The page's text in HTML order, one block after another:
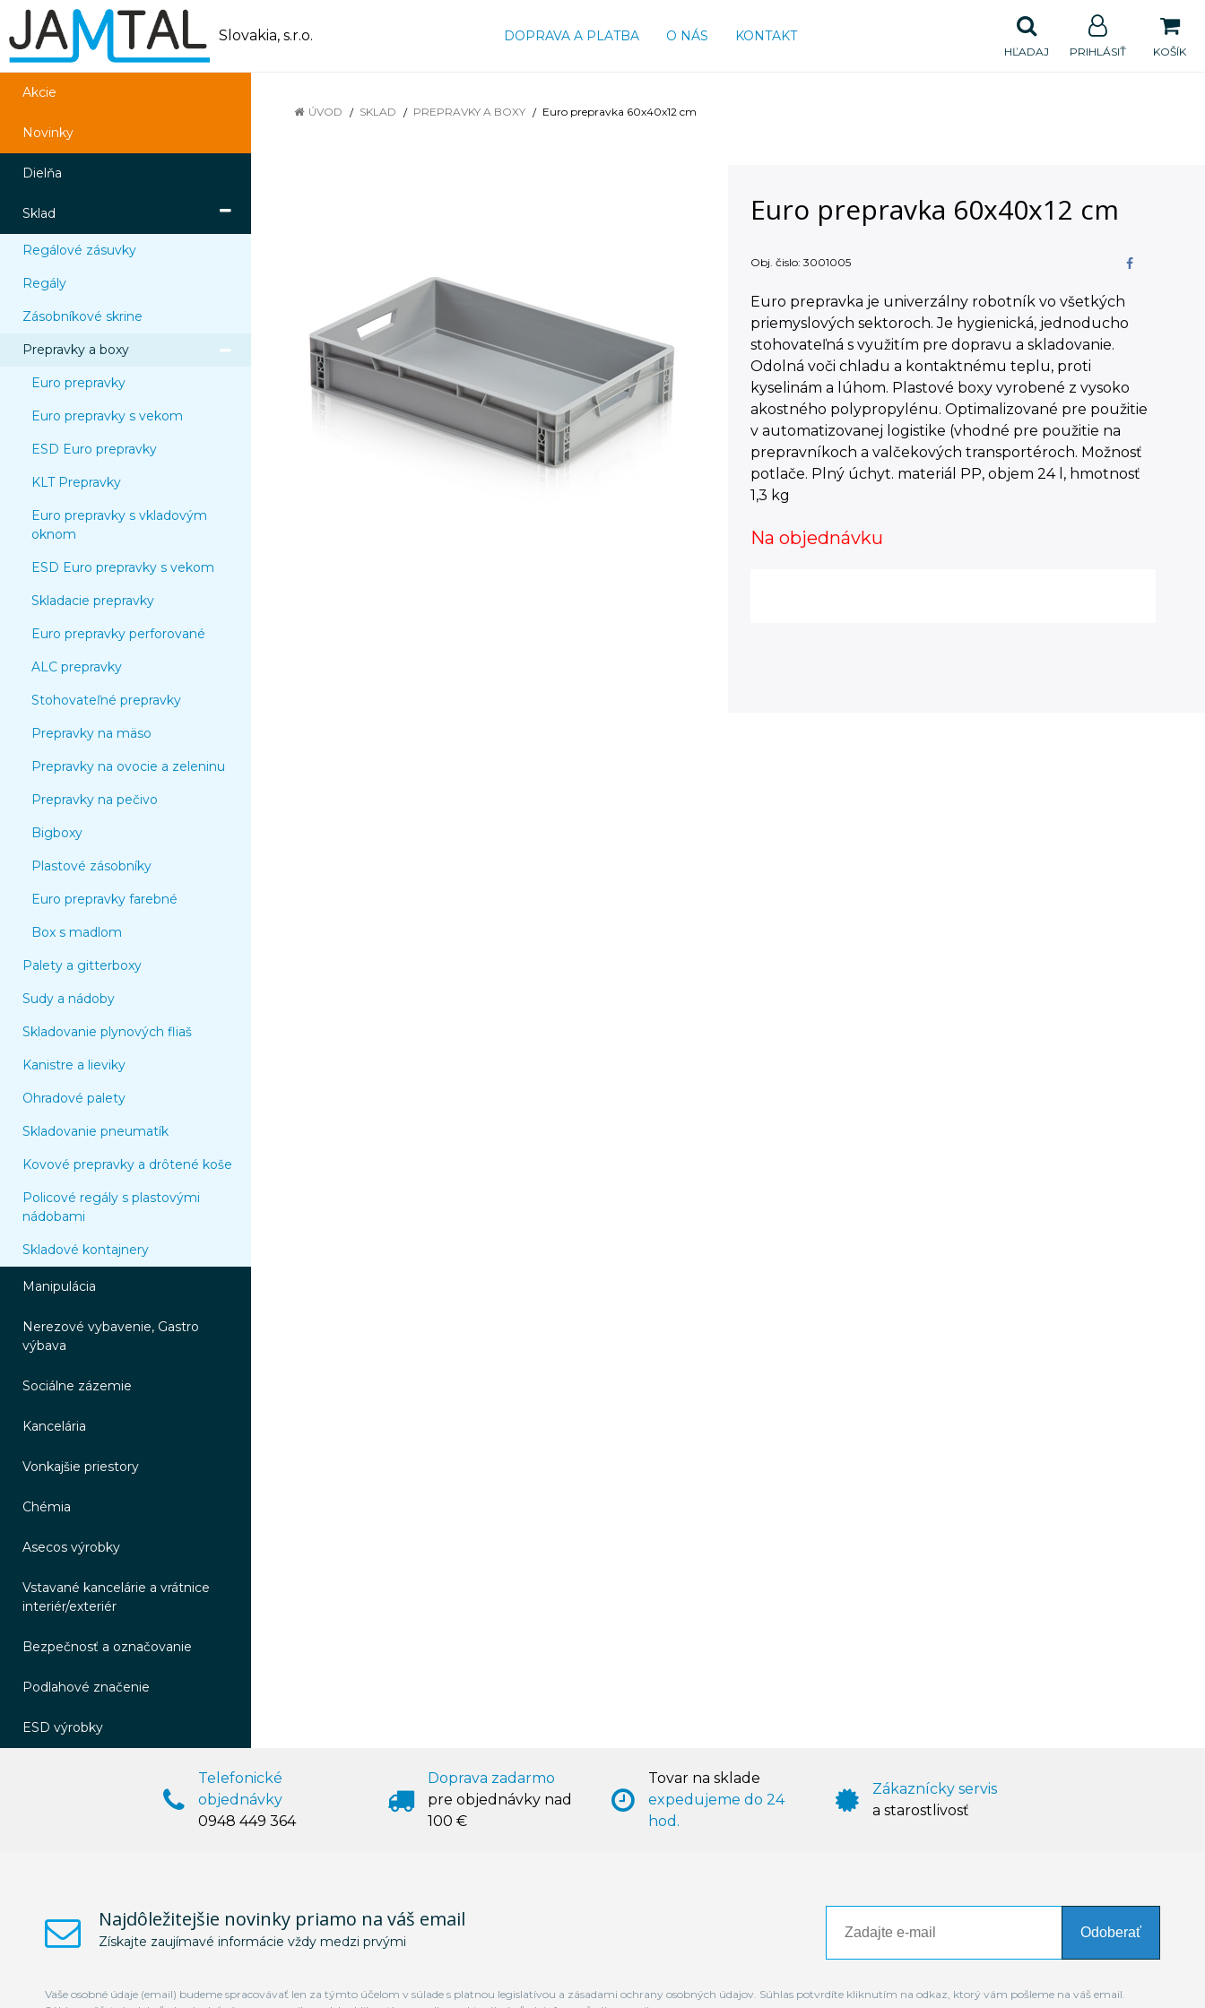
Slovakia, s.r.o. DOPRAVA A PLATBA O NÁS KONTAKT
KOŠÍK
PRIHLÁSIŤ
HĽADAJ
Akcie
Novinky
Dielňa
Sklad
Regálové zásuvky
Regály
Zásobníkové skrine
Prepravky a boxy
Euro prepravky
Euro prepravky s vekom
ESD Euro prepravky
KLT Prepravky
Euro prepravky s vkladovým
oknom
ESD Euro prepravky s vekom
Skladacie prepravky
Euro prepravky perforované
ALC prepravky
Stohovateľné prepravky
Prepravky na mäso
Prepravky na ovocie a zeleninu
Prepravky na pečivo
Bigboxy
Plastové zásobníky
Euro prepravky farebné
Box s madlom
Palety a gitterboxy
Sudy a nádoby
Skladovanie plynových fliaš
Kanistre a lieviky
Ohradové palety
Skladovanie pneumatík
Kovové prepravky a drôtené koše
Policové regály s plastovými
nádobami
Skladové kontajnery
Manipulácia
Nerezové vybavenie, Gastro
výbava
Sociálne zázemie
Kancelária
Vonkajšie priestory
Chémia
Asecos výrobky
Vstavané kancelárie a vrátnice
interiér/exteriér
Bezpečnosť a označovanie
Podlahové značenie
ESD výrobky
ÚVOD SKLAD PREPRAVKY A BOXY Euro prepravka 60x40x12 cm
Euro prepravka 60x40x12 cm
Obj. čislo: 3001005
Euro prepravka je univerzálny robotník vo všetkých
priemyslových sektoroch. Je hygienická, jednoducho
stohovateľná s využitím pre dopravu a skladovanie.
Odolná voči chladu a kontaktnému teplu, proti
kyselinám a lúhom. Plastové boxy vyrobené z vysoko
akostného polypropylénu. Optimalizované pre použitie
v automatizovanej logistike (vhodné pre použitie na
prepravníkoch a valčekových transportéroch. Možnosť
potlače. Plný úchyt. materiál PP, objem 24 l, hmotnosť
1,3 kg
Na objednávku
Telefonické
objednávky
0948 449 364
Doprava zadarmo
pre objednávky nad
100 €
Tovar na sklade
expedujeme do 24
hod.
Zákaznícky servis
a starostlivosť
Najdôležitejšie novinky priamo na váš email
Získajte zaujímavé informácie vždy medzi prvými
Odoberať
Vaše osobné údaje (email) budeme spracovávať len za týmto účelom v súlade s platnou legislatívou a zásadami ochrany osobných údajov. Súhlas potvrdíte kliknutím na odkaz, ktorý vám pošleme na váš email.